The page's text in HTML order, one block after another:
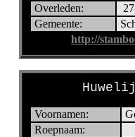
Overleden:
Gemeente:
http://
Voornamen:
Roepnaam: